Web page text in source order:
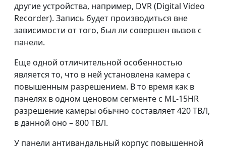
другие устройства, например, DVR (Digital Video
Recorder). Запись будет производиться вне
зависимости от того, был ли совершен вызов с
панели.
Еще одной отличительной особенностью
является то, что в ней установлена камера с
повышенным разрешением. В то время как в
панелях в одном ценовом сегменте с МL-15HR
разрешение камеры обычно составляет 420 ТВЛ,
в данной оно – 800 ТВЛ.
У панели антивандальный корпус повышенной